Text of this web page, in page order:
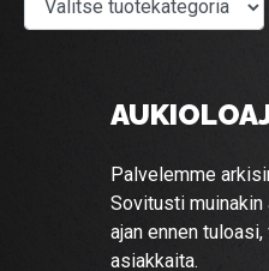
Palvelemme
Sovitusti muinakin
ajan ennen
asiakkaita.